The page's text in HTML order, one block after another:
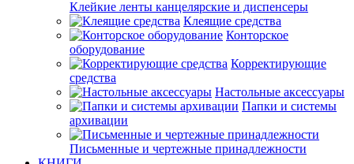
Клейкие ленты канцелярские и диспенсеры
Клеящие средства
Конторское
оборудование
Корректирующие
средства
Настольные аксессуары
Папки и системы
архивации
Письменные и чертежные принадлежности